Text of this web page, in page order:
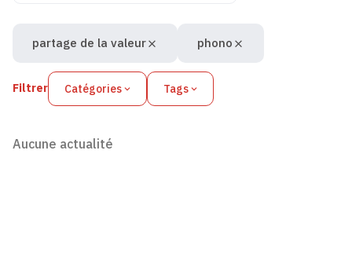
Filtrer Catégories Tags
partage de la valeur phono
Aucune actualité